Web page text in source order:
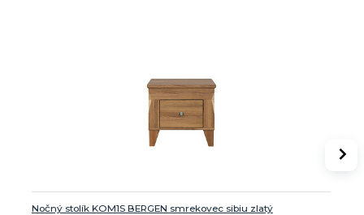
Nočný stolík KOM1S BERGEN smrekovec sibiu zlatý